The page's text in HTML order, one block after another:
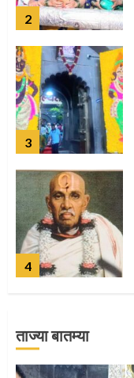
ताज्या बातम्या